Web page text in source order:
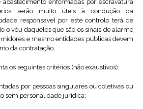
enformadas por escravatura
serão muito úteis à condução da
responsável por este controlo terá de
o véu daqueles que são os sinais de alarme
e mesmo entidades públicas devem
da contratação.
os seguintes critérios (não exaustivos):
por pessoas singulares ou coletivas ou
sem personalidade jurídica;